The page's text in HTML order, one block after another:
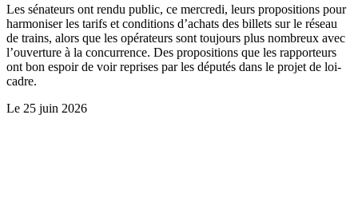
Les sénateurs ont rendu public, ce mercredi, leurs propositions pour
harmoniser les tarifs et conditions d’achats des billets sur le réseau
de trains, alors que les opérateurs sont toujours plus nombreux avec
l’ouverture à la concurrence. Des propositions que les rapporteurs
ont bon espoir de voir reprises par les députés dans le projet de loi-
cadre.
Le 25 juin 2026